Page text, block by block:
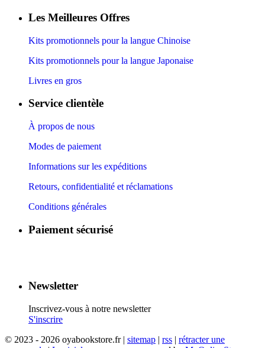
Les Meilleures Offres
Kits promotionnels pour la langue Chinoise
Kits promotionnels pour la langue Japonaise
Livres en gros
Service clientèle
À propos de nous
Modes de paiement
Informations sur les expéditions
Retours, confidentialité et réclamations
Conditions générales
Paiement sécurisé
Newsletter
Inscrivez-vous à notre newsletter
S'inscrire
© 2023 - 2026 oyabookstore.fr | sitemap | rss | rétracter une